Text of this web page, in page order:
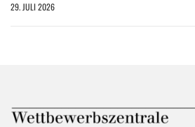
29. JULI 2026